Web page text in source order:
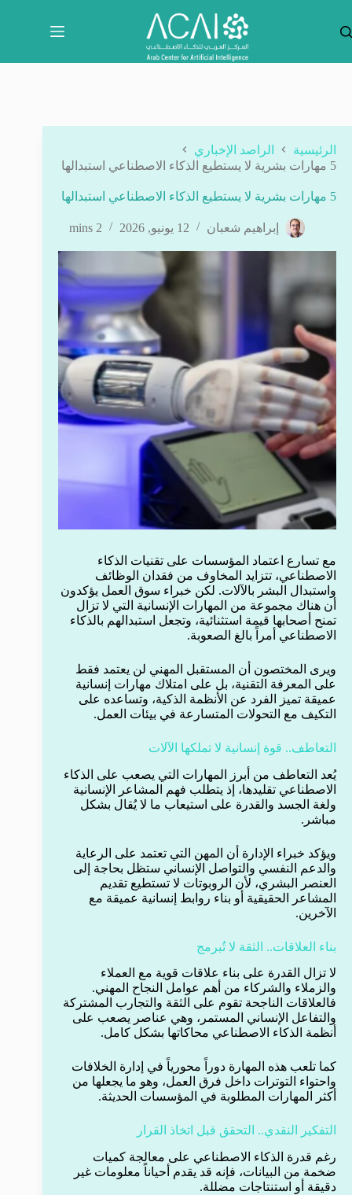
المحتوى
الرئيسية
الراصد الإخباري
5 مهارات بشرية لا يستطيع الذكاء الاصطناعي استبدالها
5 مهارات بشرية لا يستطيع الذكاء الاصطناعي استبدالها
إبراهيم شعبان 12 يونيو, 2026 2 mins
مع تسارع اعتماد المؤسسات على تقنيات الذكاء
الاصطناعي، تتزايد المخاوف من فقدان الوظائف
واستبدال البشر بالآلات. لكن خبراء سوق العمل يؤكدون
أن هناك مجموعة من المهارات الإنسانية التي لا تزال
تمنح أصحابها قيمة استثنائية، وتجعل استبدالهم بالذكاء
الاصطناعي أمراً بالغ الصعوبة.
ويرى المختصون أن المستقبل المهني لن يعتمد فقط
على المعرفة التقنية، بل على امتلاك مهارات إنسانية
عميقة تميز الفرد عن الأنظمة الذكية، وتساعده على
التكيف مع التحولات المتسارعة في بيئات العمل.
التعاطف.. قوة إنسانية لا تملكها الآلات
يُعد التعاطف من أبرز المهارات التي يصعب على الذكاء
الاصطناعي تقليدها، إذ يتطلب فهم المشاعر الإنسانية
ولغة الجسد والقدرة على استيعاب ما لا يُقال بشكل
مباشر.
ويؤكد خبراء الإدارة أن المهن التي تعتمد على الرعاية
والدعم النفسي والتواصل الإنساني ستظل بحاجة إلى
العنصر البشري، لأن الروبوتات لا تستطيع تقديم
المشاعر الحقيقية أو بناء روابط إنسانية عميقة مع
الآخرين.
بناء العلاقات.. الثقة لا تُبرمج
لا تزال القدرة على بناء علاقات قوية مع العملاء
والزملاء والشركاء من أهم عوامل النجاح المهني.
فالعلاقات الناجحة تقوم على الثقة والتجارب المشتركة
والتفاعل الإنساني المستمر، وهي عناصر يصعب على
أنظمة الذكاء الاصطناعي محاكاتها بشكل كامل.
كما تلعب هذه المهارة دوراً محورياً في إدارة الخلافات
واحتواء التوترات داخل فرق العمل، وهو ما يجعلها من
أكثر المهارات المطلوبة في المؤسسات الحديثة.
التفكير النقدي.. التحقق قبل اتخاذ القرار
رغم قدرة الذكاء الاصطناعي على معالجة كميات
ضخمة من البيانات، فإنه قد يقدم أحياناً معلومات غير
دقيقة أو استنتاجات مضللة.